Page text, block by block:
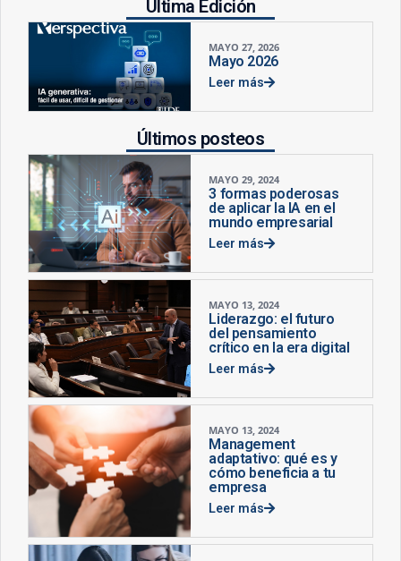
Última Edición
MAYO 27, 2026
Mayo 2026
Leer más
Últimos posteos
MAYO 29, 2024
3 formas poderosas
de aplicar la IA en el
mundo empresarial
Leer más
MAYO 13, 2024
Liderazgo: el futuro
del pensamiento
crítico en la era digital
Leer más
MAYO 13, 2024
Management
adaptativo: qué es y
cómo beneficia a tu
empresa
Leer más